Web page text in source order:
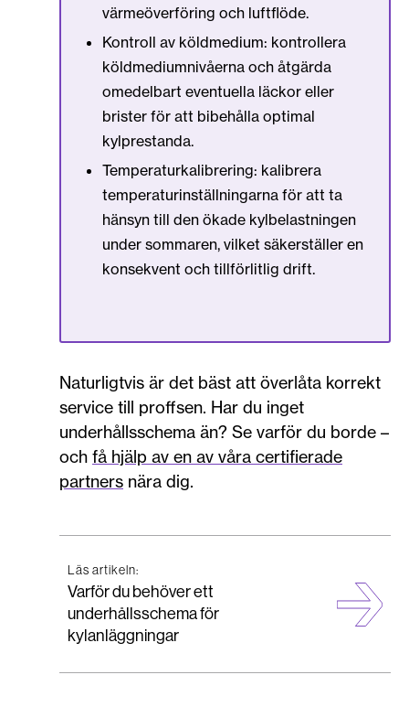
värmeöverföring och luftflöde.
Kontroll av köldmedium: kontrollera
köldmediumnivåerna och åtgärda
omedelbart eventuella läckor eller
brister för att bibehålla optimal
kylprestanda.
Temperaturkalibrering: kalibrera
temperaturinställningarna för att ta
hänsyn till den ökade kylbelastningen
under sommaren, vilket säkerställer en
konsekvent och tillförlitlig drift.
Naturligtvis är det bäst att överlåta korrekt
service till proffsen. Har du inget
underhållsschema än? Se varför du borde –
och få hjälp av en av våra certifierade
partners nära dig.
Läs artikeln:
Varför du behöver ett
underhållsschema för
kylanläggningar